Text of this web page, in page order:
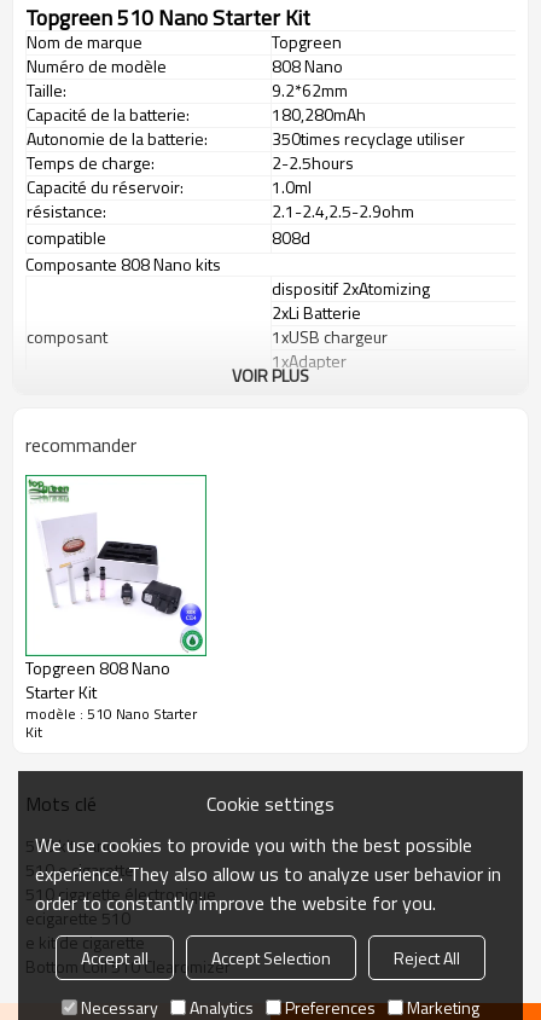
Topgreen510NanoStarter Kit
Nom de marque
Topgreen
Numéro de modèle
808 Nano
Taille:
9.2*62mm
Capacité de la batterie:
180,280mAh
Autonomie de la batterie:
350times recyclage utiliser
Temps de charge:
2-2.5hours
Capacité du réservoir:
1.0ml
résistance:
2.1-2.4,2.5-2.9ohm
compatible
808d
Composante 808 Nano kits
composant
dispositif 2xAtomizing
2xLi Batterie
1xUSB chargeur
1xAdapter
Le manuel 1xUser
1. fil 808
2 .. système de réservoir Clearomizer, facile à remplir et à nettoyer
3.Newest atomiseur / de clearomizer uniques
4,100% pas d'odeur de brûlé, pas de fuite
VOIR PLUS
recommander
Topgreen 808 Nano
Starter Kit
modèle : 510 Nano Starter
Kit
Mots clé
510 kit nano
510 e cigarette
510 cigarette électronique
ecigarette 510
e kit de cigarette
Bottom Coil 510 Clearomizer
Cookie settings
We use cookies to provide you with the best possible
experience. They also allow us to analyze user behavior in
order to constantly improve the website for you.
Accept all Accept Selection
Reject All
Necessary
Analytics Preferences Marketing